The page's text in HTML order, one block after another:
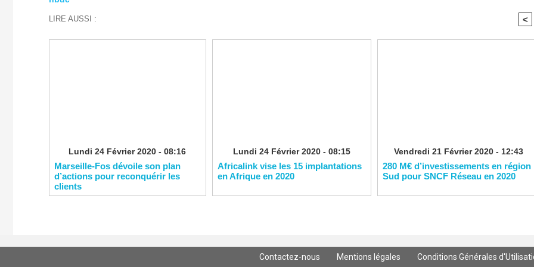
LIRE AUSSI : <
Lundi 24 Février 2020 - 08:16
Marseille-Fos dévoile son plan
d’actions pour reconquérir les
clients
Lundi 24 Février 2020 - 08:15
Africalink vise les 15 implantations
en Afrique en 2020
Vendredi 21 Février 2020 - 12:43
280 M€ d’investissements en région
Sud pour SNCF Réseau en 2020
Contactez-nous Mentions légales Conditions Générales